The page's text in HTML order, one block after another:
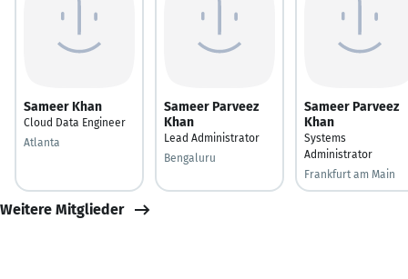
Sameer Khan
Cloud Data Engineer
Atlanta
Sameer Parveez
Khan
Lead Administrator
Bengaluru
Sameer Parveez
Khan
Systems
Administrator
Frankfurt am Main
Weitere Mitglieder